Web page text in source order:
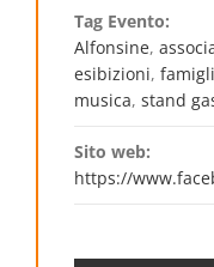
Tag Evento:
Alfonsine,
esibizioni,
musica, stand
Sito web:
https://